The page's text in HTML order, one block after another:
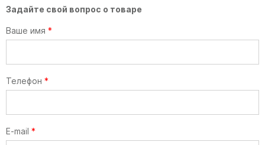
Задайте свой вопрос о товаре
Ваше имя *
Телефон *
E-mail *